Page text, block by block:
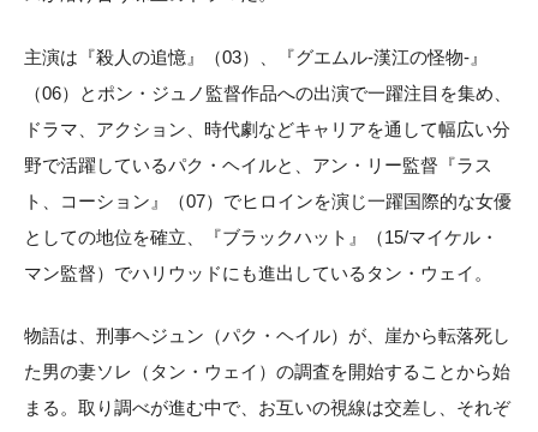
主演は『殺人の追憶』（03）、『グエムル-漢江の怪物-』
（06）とポン・ジュノ監督作品への出演で一躍注目を集め、
ドラマ、アクション、時代劇などキャリアを通して幅広い分
野で活躍しているパク・ヘイルと、アン・リー監督『ラス
ト、コーション』（07）でヒロインを演じ一躍国際的な女優
としての地位を確立、『ブラックハット』（15/マイケル・
マン監督）でハリウッドにも進出しているタン・ウェイ。
物語は、刑事ヘジュン（パク・ヘイル）が、崖から転落死し
た男の妻ソレ（タン・ウェイ）の調査を開始することから始
まる。取り調べが進む中で、お互いの視線は交差し、それぞ